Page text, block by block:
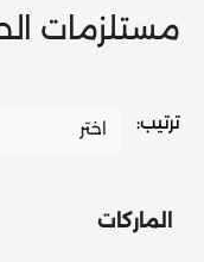
مستلزمات
ترتيب:
الماركات